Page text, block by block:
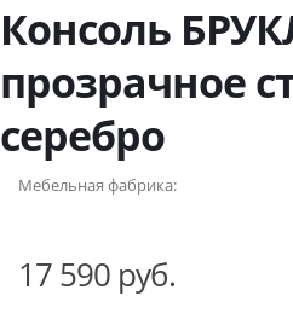
Консоль
прозрачное
серебро
Мебельная фабрика:
17 590 руб.